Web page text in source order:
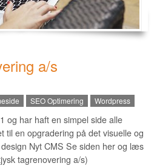
a/s
SEO Optimering Wordpress
og har haft en simpel side alle
til en opgradering på det visuelle og
Nyt CMS Se siden her og læs
tagrenovering a/s)